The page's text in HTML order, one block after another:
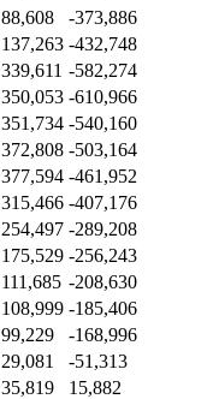
88,608
-373,886
137,263 -432,748
339,611 -582,274
350,053 -610,966
351,734 -540,160
372,808 -503,164
377,594 -461,952
315,466 -407,176
254,497 -289,208
175,529 -256,243
111,685 -208,630
108,999 -185,406
99,229
-168,996
29,081
-51,313
35,819
15,882